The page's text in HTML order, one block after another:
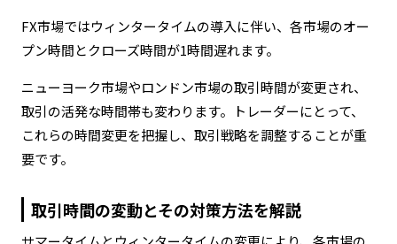
FX市場ではウィンタータイムの導入に伴い、各市場のオー
プン時間とクローズ時間が1時間遅れます。
ニューヨーク市場やロンドン市場の取引時間が変更され、
取引の活発な時間帯も変わります。トレーダーにとって、
これらの時間変更を把握し、取引戦略を調整することが重
要です。
取引時間の変動とその対策方法を解説